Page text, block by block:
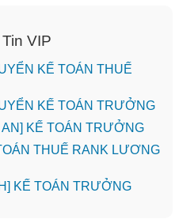
VIP
KẾ TOÁN THUẾ
KẾ TOÁN TRƯỞNG
KẾ TOÁN TRƯỞNG
THUẾ RANK LƯƠNG
KẾ TOÁN TRƯỞNG